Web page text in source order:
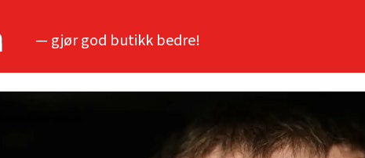
— gjør god butikk bedre!